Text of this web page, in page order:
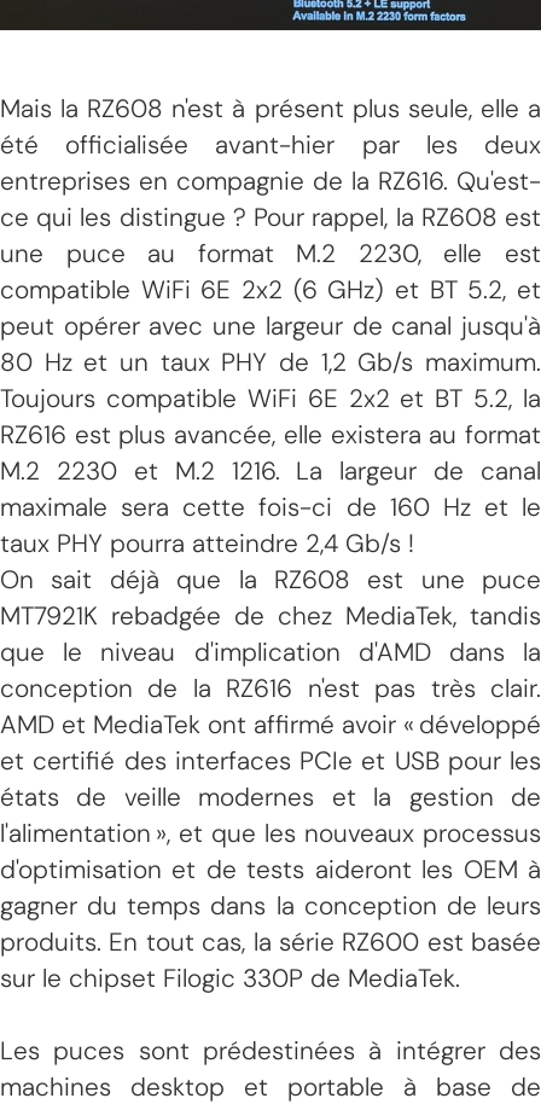
Mais la RZ608 n'est à présent plus seule, elle a
été officialisée avant-hier par les deux
entreprises en compagnie de la RZ616. Qu'est-
ce qui les distingue ? Pour rappel, la RZ608 est
une puce au format M.2 2230, elle est
compatible WiFi 6E 2x2 (6 GHz) et BT 5.2, et
peut opérer avec une largeur de canal jusqu'à
80 Hz et un taux PHY de 1,2 Gb/s maximum.
Toujours compatible WiFi 6E 2x2 et BT 5.2, la
RZ616 est plus avancée, elle existera au format
M.2 2230 et M.2 1216. La largeur de canal
maximale sera cette fois-ci de 160 Hz et le
taux PHY pourra atteindre 2,4 Gb/s !
On sait déjà que la RZ608 est une puce
MT7921K rebadgée de chez MediaTek, tandis
que le niveau d'implication d'AMD dans la
conception de la RZ616 n'est pas très clair.
AMD et MediaTek ont affirmé avoir « développé
et certifié des interfaces PCIe et USB pour les
états de veille modernes et la gestion de
l'alimentation », et que les nouveaux processus
d'optimisation et de tests aideront les OEM à
gagner du temps dans la conception de leurs
produits. En tout cas, la série RZ600 est basée
sur le chipset Filogic 330P de MediaTek.
Les puces sont prédestinées à intégrer des
machines desktop et portable à base de